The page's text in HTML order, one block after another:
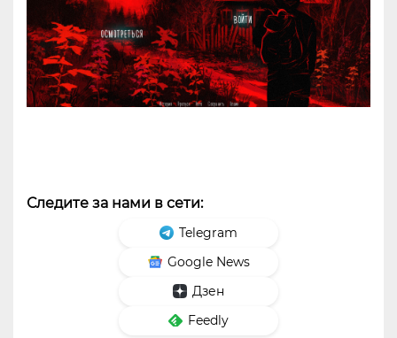
Следите за нами в сети:
Telegram
Google News
Дзен
Feedly